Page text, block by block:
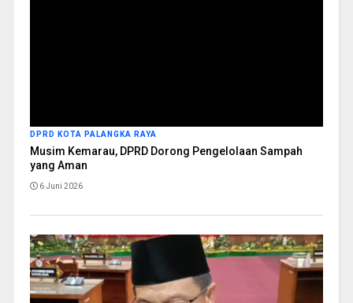
DPRD KOTA PALANGKA RAYA
Musim Kemarau, DPRD Dorong Pengelolaan Sampah
yang Aman
6 Juni 2026